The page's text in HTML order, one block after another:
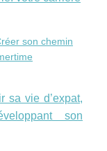
son chemin
sa vie d’expat,
son